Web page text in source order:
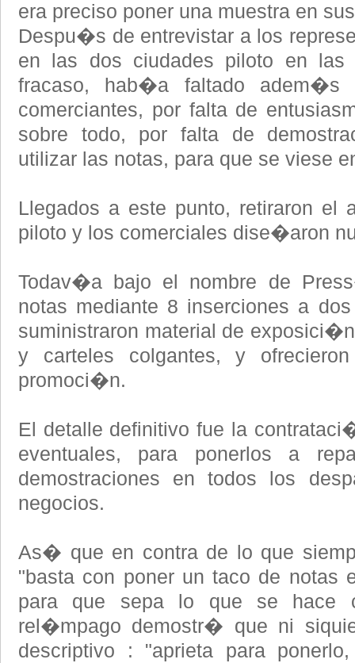
era preciso poner una muestra en
Despu�s de entrevistar a los
en las dos ciudades piloto en
fracaso, hab�a faltado
comerciantes, por falta de
sobre todo, por falta de
utilizar las notas, para que se viese
Llegados a este punto, retiraron el
piloto y los comerciales dise�aron
Todav�a bajo el nombre de
notas mediante 8 inserciones a
suministraron material de
y carteles colgantes, y
promoci�n.
El detalle definitivo fue la
eventuales, para ponerlos a
demostraciones en todos los
negocios.
As� que en contra de lo que
"basta con poner un taco de notas
para que sepa lo que se hace
rel�mpago demostr� que ni
descriptivo : "aprieta para